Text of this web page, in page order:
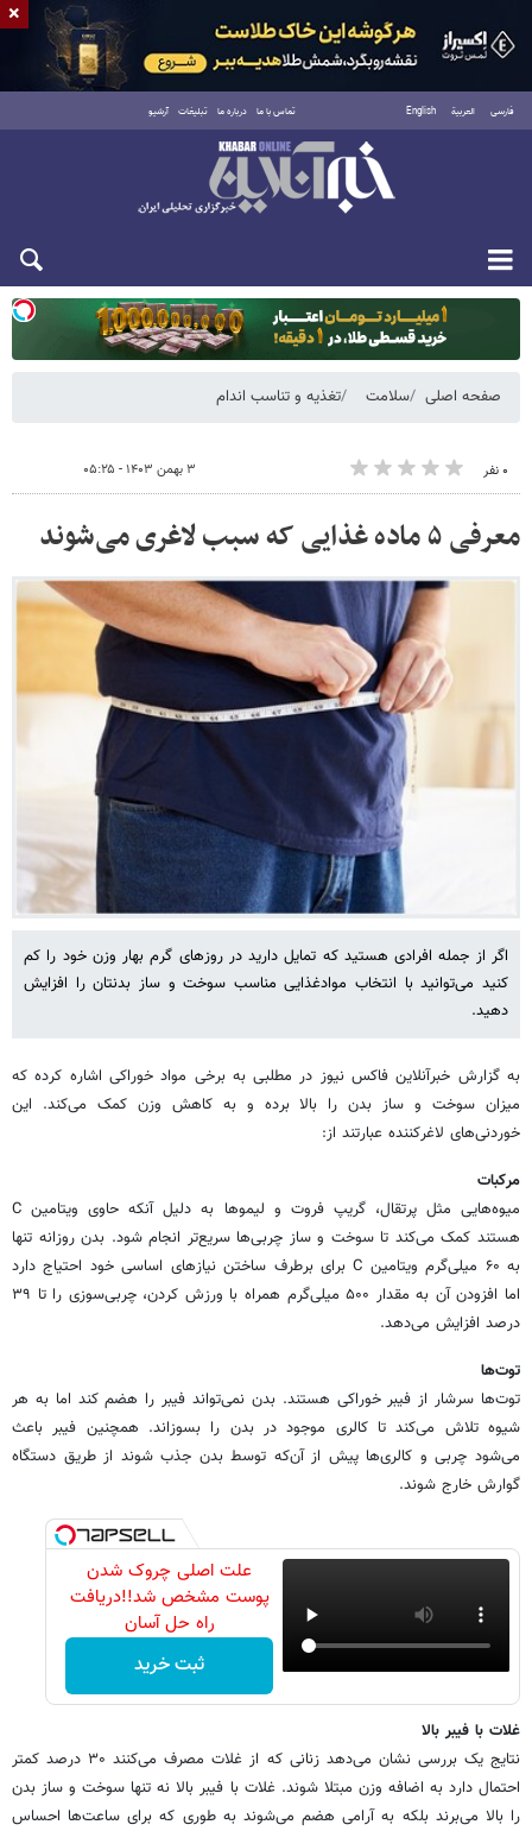
فارسی العربية English تماس با ما درباره ما تبلیغات آرشیو
سه‌شنبه ۲۰ مرداد ۱۴۰۵
صفحه اصلی سلامت تغذیه و تناسب اندام
۰ نفر ۳ بهمن ۱۴۰۳ - ۰۵:۲۵
معرفی ۵ ماده غذایی که سبب لاغری می‌شوند
اگر از جمله افرادی هستید که تمایل دارید در روزهای گرم بهار وزن خود را کم
کنید می‌توانید با انتخاب موادغذایی مناسب سوخت و ساز بدنتان را افزایش
دهید.
به گزارش خبرآنلاین فاکس نیوز در مطلبی به برخی مواد خوراکی اشاره کرده که
میزان سوخت و ساز بدن را بالا برده و به کاهش وزن کمک می‌کند. این
خوردنی‌های لاغرکننده عبارتند از:
مرکبات
هستند کمک می‌کند تا سوخت و ساز چربی‌ها سریع‌تر انجام شود. بدن روزانه تنها
به ۶۰ میلی‌گرم ویتامین C برای برطرف ساختن نیازهای اساسی خود احتیاج دارد
اما افزودن آن به مقدار ۵۰۰ میلی‌گرم همراه با ورزش کردن، چربی‌سوزی را تا ۳۹
درصد افزایش می‌دهد.
توت‌ها
توت‌ها سرشار از فیبر خوراکی هستند. بدن نمی‌تواند فیبر را هضم کند اما به هر
شیوه تلاش می‌کند تا کالری موجود در بدن را بسوزاند. همچنین فیبر باعث
می‌شود چربی و کالری‌ها پیش از آن‌که توسط بدن جذب شوند از طریق دستگاه
گوارش خارج شوند.
علت اصلی چروک شدن
پوست مشخص شد!!دریافت
راه حل آسان
ثبت خرید
غلات با فیبر بالا
نتایج یک بررسی نشان می‌دهد زنانی که از غلات مصرف می‌کنند ۳۰ درصد کمتر
احتمال دارد به اضافه وزن مبتلا شوند. غلات با فیبر بالا نه تنها سوخت و ساز بدن
را بالا می‌برند بلکه به آرامی هضم می‌شوند به طوری که برای ساعت‌ها احساس
×